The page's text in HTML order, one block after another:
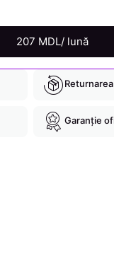
207 MDL/ lună
Garanție